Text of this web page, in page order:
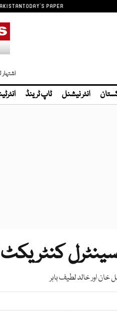
TODAY'S PAPER
انٹر نیشنل ٹاپ ٹرینڈ
اور خالد لطیف باہر